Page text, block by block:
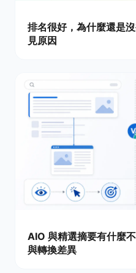
排名很好，為什麼還是
見原因
AIO 與精選摘要有什麼
與轉換差異